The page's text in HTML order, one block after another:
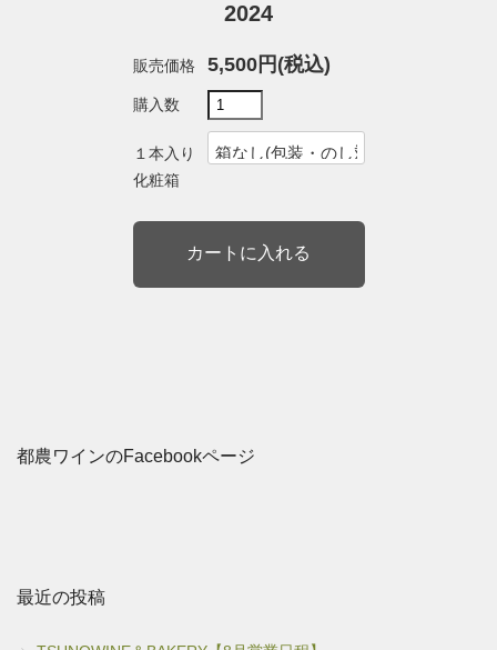
2024
販売価格 5,500円(税込)
購入数
１本入り
化粧箱
都農ワインのFacebookページ
最近の投稿